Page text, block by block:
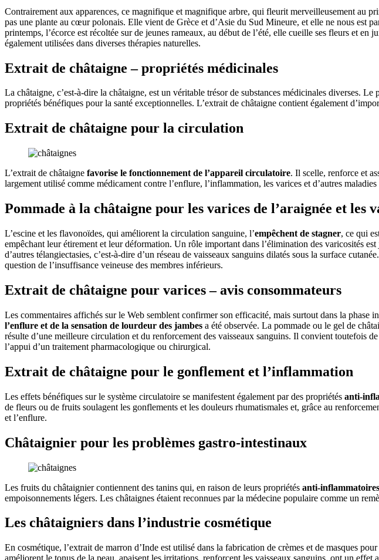
Contrairement aux apparences, ce magnifique et magnifique arbre, qui fleurit merveilleusement au
pas une plante au cœur polonais. Elle vient de Grèce et d’Asie du Sud Mineure, et elle ne nous est
printemps, l’écorce est récoltée sur de jeunes rameaux, au début de l’été, elle cueille ses fleurs et
également utilisées dans diverses thérapies naturelles.
Extrait de châtaigne – propriétés médicinales
La châtaigne, c’est-à-dire la châtaigne, est un véritable trésor de substances médicinales diverses. Le
propriétés bénéfiques pour la santé exceptionnelles. L’extrait de châtaigne contient également
Extrait de châtaigne pour la circulation
L’extrait de châtaigne favorise le fonctionnement de l’appareil circulatoire. Il scelle, renforce et
largement utilisé comme médicament contre l’enflure, l’inflammation, les varices et d’autres
Pommade à la châtaigne pour les varices de l’araignée et les
L’escine et les flavonoïdes, qui améliorent la circulation sanguine, l’empêchent de stagner, ce qui
empêchant leur étirement et leur déformation. Un rôle important dans l’élimination des varicosités est
d’autres télangiectasies, c’est-à-dire d’un réseau de vaisseaux sanguins dilatés sous la surface
question de l’insuffisance veineuse des membres inférieurs.
Extrait de châtaigne pour varices – avis consommateurs
Les commentaires affichés sur le Web semblent confirmer son efficacité, mais surtout dans la phase
l’enflure et de la sensation de lourdeur des jambes a été observée. La pommade ou le gel de
résulte d’une meilleure circulation et du renforcement des vaisseaux sanguins. Il convient toutefois
l’appui d’un traitement pharmacologique ou chirurgical.
Extrait de châtaigne pour le gonflement et l’inflammation
Les effets bénéfiques sur le système circulatoire se manifestent également par des propriétés anti-
de fleurs ou de fruits soulagent les gonflements et les douleurs rhumatismales et, grâce au
et l’enflure.
Châtaignier pour les problèmes gastro-intestinaux
Les fruits du châtaignier contiennent des tanins qui, en raison de leurs propriétés anti-
empoisonnements légers. Les châtaignes étaient reconnues par la médecine populaire comme un
Les châtaigniers dans l’industrie cosmétique
En cosmétique, l’extrait de marron d’Inde est utilisé dans la fabrication de crèmes et de masques